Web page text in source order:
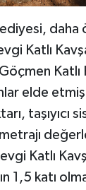
daha
Katlı
Katlı
elde
taşıyıcı
Katlı
1,5 katı